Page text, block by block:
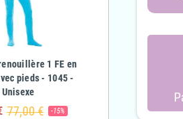
1 FE en
pieds - 1045 -
Unisexe
77,00 € -15%
Fermetures éclairs en
1041 - Adulte
90,00 €